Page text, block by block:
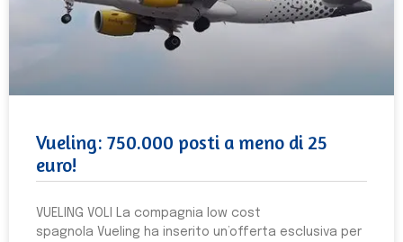
Vueling: 750.000 posti a meno di 25
euro!
VUELING VOLI La compagnia low cost
spagnola Vueling ha inserito un’offerta esclusiva per